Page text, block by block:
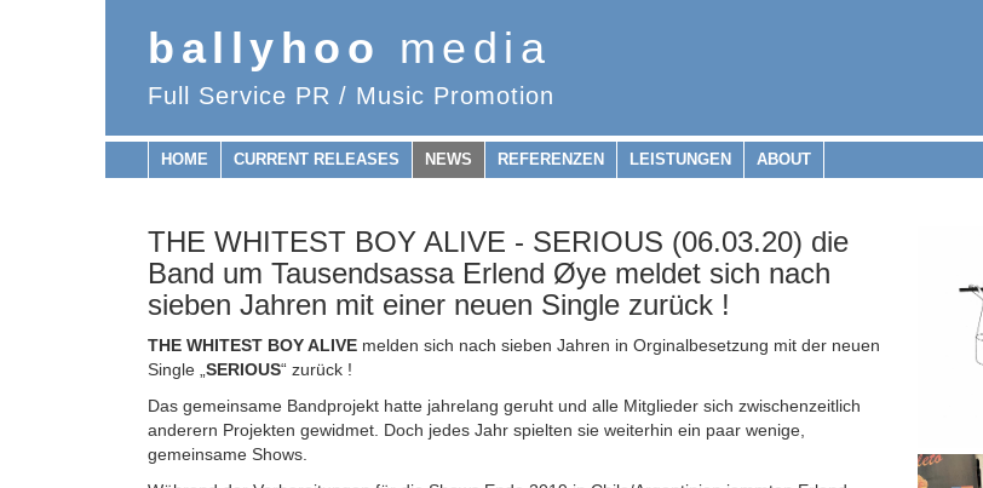
ballyhoo media
Full Service PR / Music Promotion
HOME CURRENT RELEASES NEWS REFERENZEN LEISTUNGEN ABOUT
THE WHITEST BOY ALIVE - SERIOUS (06.03.20) die
Band um Tausendsassa Erlend Øye meldet sich nach
sieben Jahren mit einer neuen Single zurück !
THE WHITEST BOY ALIVE melden sich nach sieben Jahren in Orginalbesetzung mit der neuen
Single „ SERIOUS“ zurück !
Das gemeinsame Bandprojekt hatte jahrelang geruht und alle Mitglieder sich zwischenzeitlich
anderern Projekten gewidmet. Doch jedes Jahr spielten sie weiterhin ein paar wenige,
gemeinsame Shows.